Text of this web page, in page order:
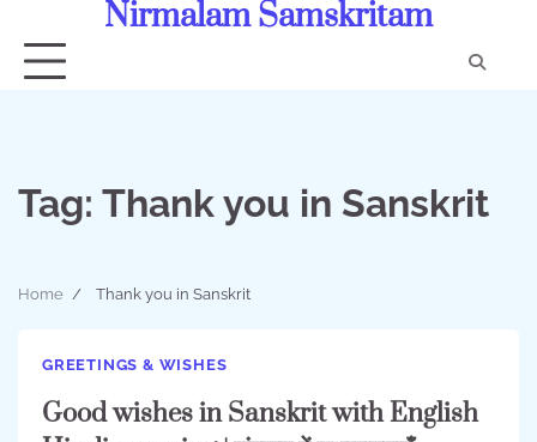
content
Nirmalam Samskritam
Tag: Thank you in Sanskrit
Home Thank you in Sanskrit
GREETINGS & WISHES
Good wishes in Sanskrit with English